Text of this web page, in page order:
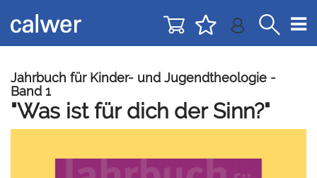
zur
Navigation
zum
Inhalt
Jahrbuch für Kinder- und Jugendtheologie -
Band 1
"Was ist für dich der Sinn?"